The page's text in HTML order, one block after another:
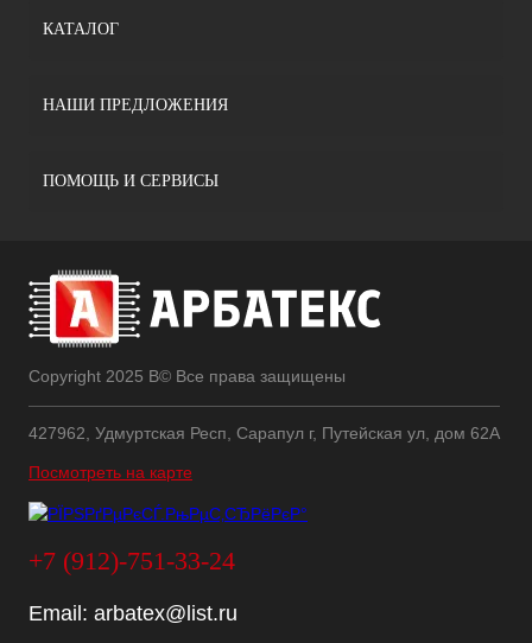
КАТАЛОГ
НАШИ ПРЕДЛОЖЕНИЯ
ПОМОЩЬ И СЕРВИСЫ
Copyright 2025 В© Все права защищены
427962, Удмуртская Респ, Сарапул г, Путейская ул, дом 62А
Посмотреть на карте
+7 (912)-751-33-24
Email: arbatex@list.ru